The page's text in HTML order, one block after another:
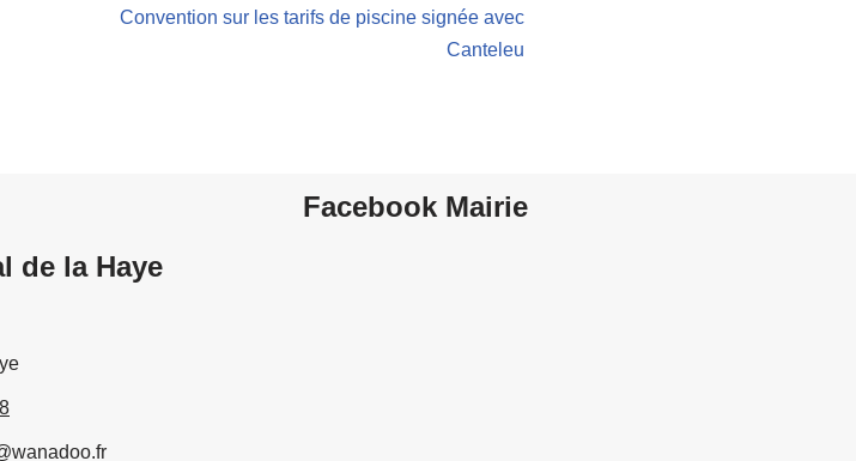
Convention sur les tarifs de piscine signée avec
Canteleu
de la Haye
Facebook Mairie